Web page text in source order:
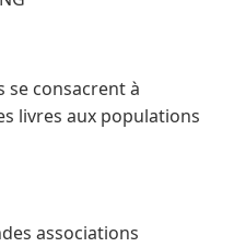
se consacrent à
livres aux populations
associations